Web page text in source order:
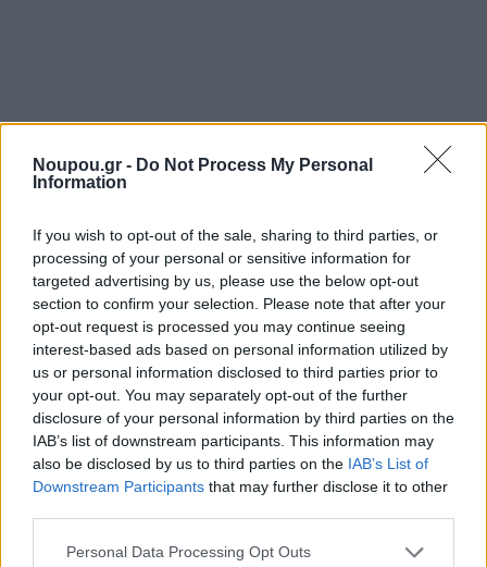
Noupou.gr - Do Not Process My Personal
Information
If you wish to opt-out of the sale, sharing to third parties, or
processing of your personal or sensitive information for
targeted advertising by us, please use the below opt-out
section to confirm your selection. Please note that after your
opt-out request is processed you may continue seeing
interest-based ads based on personal information utilized by
us or personal information disclosed to third parties prior to
your opt-out. You may separately opt-out of the further
disclosure of your personal information by third parties on the
IAB’s list of downstream participants. This information may
also be disclosed by us to third parties on the IAB’s List of
Downstream Participants that may further disclose it to other
Please note that this website/app uses one or more Google
Personal Data Processing Opt Outs
Παλαιό Φάληρο και ρωτήσεις έναν περαστικό πού να
πας να φας, όλοι θα σου πουν στονΤζίτζιρα &
. Στο μεζεδοπωλείο, που στεγάζεται σε μια
υπέροχη μονοκατοικία εδώ και σαράντα χρόνια, θα
βρεις λαχταριστούς μεζέδες, όπως το πολίτικο κεμπάπ
ή το κρεμαστό σουβλάκι ψαρονέφρι, τους οποίους
μπορείς να συνοδεύσεις με μία μπίρα ή με ένα
ποτηράκι κρασί. Και τι καλύτερο από το να